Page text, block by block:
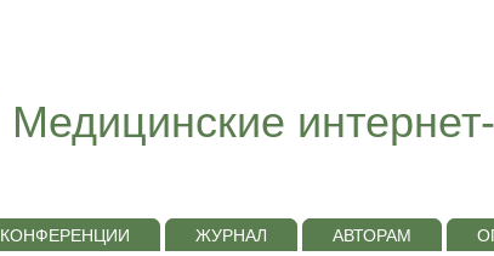
Медицинские
КОНФЕРЕНЦИИ ЖУРНАЛ АВТОРАМ